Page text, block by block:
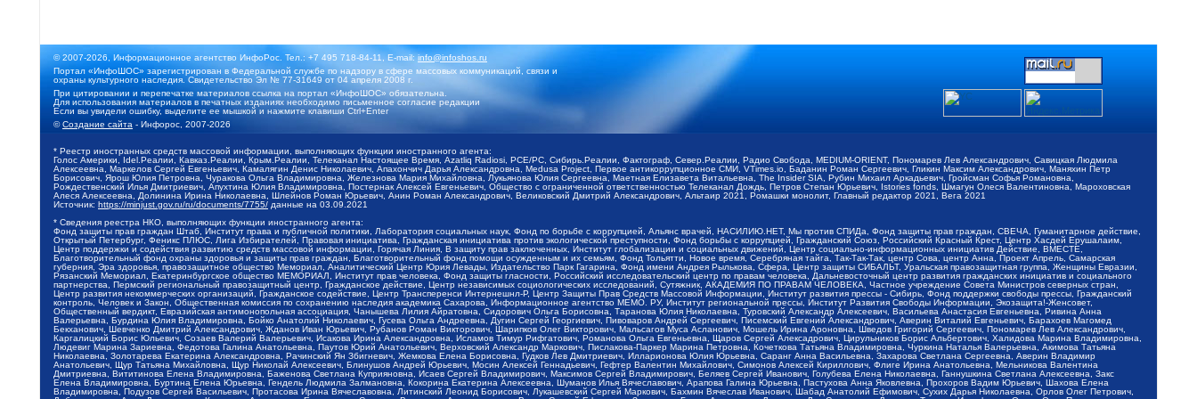
© 2007-2026, Информационное агентство ИнфоРос. Тел.: +7 495 718-84-11, E-mail:info@infoshos.ru
Портал «ИнфоШОС» зарегистрирован в Федеральной службе по надзору в сфере массовых коммуникаций, связи и
охраны культурного наследия. Свидетельство Эл № 77-31649 от 04 апреля 2008 г.
При цитировании и перепечатке материалов ссылка на портал «ИнфоШОС» обязательна.
Для использования материалов в печатных изданиях необходимо письменное согласие редакции
Если вы увидели ошибку, выделите ее мышкой и нажмите клавиши Ctrl+Enter
©Создание сайта - Инфорос, 2007-2026
* Реестр иностранных средств массовой информации, выполняющих функции иностранного агента:
Голос Америки, Idel.Реалии, Кавказ.Реалии, Крым.Реалии, Телеканал Настоящее Время, Azatliq Radiosi, PCE/PC, Сибирь.Реалии, Фактограф, Север.Реалии, Радио Свобода, MEDIUM-ORIENT, Пономарев Лев Александрович, Савицкая Людмила
Алексеевна, Маркелов Сергей Евгеньевич, Камалягин Денис Николаевич, Апахончич Дарья Александровна, Medusa Project, Первое антикоррупционное СМИ, VTimes.io, Баданин Роман Сергеевич, Гликин Максим Александрович, Маняхин Петр
Борисович, Ярош Юлия Петровна, Чуракова Ольга Владимировна, Железнова Мария Михайловна, Лукьянова Юлия Сергеевна, Маетная Елизавета Витальевна, The Insider SIA, Рубин Михаил Аркадьевич, Гройсман Софья Романовна,
Рождественский Илья Дмитриевич, Апухтина Юлия Владимировна, Постернак Алексей Евгеньевич, Общество с ограниченной ответственностью Телеканал Дождь, Петров Степан Юрьевич, Istories fonds, Шмагун Олеся Валентиновна, Мароховская
Алеся Алексеевна, Долинина Ирина Николаевна, Шлейнов Роман Юрьевич, Анин Роман Александрович, Великовский Дмитрий Александрович, Альтаир 2021, Ромашки монолит, Главный редактор 2021, Вега 2021
Источник: https://minjust.gov.ru/ru/documents/7755/ данные на 03.09.2021
* Сведения реестра НКО, выполняющих функции иностранного агента:
Фонд защиты прав граждан Штаб, Институт права и публичной политики, Лаборатория социальных наук, Фонд по борьбе с коррупцией, Альянс врачей, НАСИЛИЮ.НЕТ, Мы против СПИДа, Фонд защиты прав граждан, СВЕЧА, Гуманитарное действие,
Открытый Петербург, Феникс ПЛЮС, Лига Избирателей, Правовая инициатива, Гражданская инициатива против экологической преступности, Фонд борьбы с коррупцией, Гражданский Союз, Российский Красный Крест, Центр Хасдей Ерушалаим,
Центр поддержки и содействия развитию средств массовой информации, Горячая Линия, В защиту прав заключенных, Институт глобализации и социальных движений, Центр социально-информационных инициатив Действие, ВМЕСТЕ,
Благотворительный фонд охраны здоровья и защиты прав граждан, Благотворительный фонд помощи осужденным и их семьям, Фонд Тольятти, Новое время, Серебряная тайга, Так-Так-Так, центр Сова, центр Анна, Проект Апрель, Самарская
губерния, Эра здоровья, правозащитное общество Мемориал, Аналитический Центр Юрия Левады, Издательство Парк Гагарина, Фонд имени Андрея Рылькова, Сфера, Центр защиты СИБАЛЬТ, Уральская правозащитная группа, Женщины Евразии,
Рязанский Мемориал, Екатеринбургское общество МЕМОРИАЛ, Институт прав человека, Фонд защиты гласности, Российский исследовательский центр по правам человека, Дальневосточный центр развития гражданских инициатив и социального
партнерства, Пермский региональный правозащитный центр, Гражданское действие, Центр независимых социологических исследований, Сутяжник, АКАДЕМИЯ ПО ПРАВАМ ЧЕЛОВЕКА, Частное учреждение Совета Министров северных стран,
Центр развития некоммерческих организаций, Гражданское содействие, Центр Трансперенси Интернешнл-Р, Центр Защиты Прав Средств Массовой Информации, Институт развития прессы - Сибирь, Фонд поддержки свободы прессы, Гражданский
контроль, Человек и Закон, Общественная комиссия по сохранению наследия академика Сахарова, Информационное агентство МЕМО. РУ, Институт региональной прессы, Институт Развития Свободы Информации, Экозащита!-Женсовет,
Общественный вердикт, Евразийская антимонопольная ассоциация, Чанышева Лилия Айратовна, Сидорович Ольга Борисовна, Таранова Юлия Николаевна, Туровский Александр Алексеевич, Васильева Анастасия Евгеньевна, Ривина Анна
Валерьевна, Бурдина Юлия Владимировна, Бойко Анатолий Николаевич, Гусева Ольга Андреевна, Дугин Сергей Георгиевич, Пивоваров Андрей Сергеевич, Писемский Евгений Александрович, Аверин Виталий Евгеньевич, Барахоев Магомед
Бекханович, Шевченко Дмитрий Александрович, Жданов Иван Юрьевич, Рубанов Роман Викторович, Шарипков Олег Викторович, Мальсагов Муса Асланович, Мошель Ирина Ароновна, Шведов Григорий Сергеевич, Пономарев Лев Александрович,
Каргалицкий Борис Юльевич, Созаев Валерий Валерьевич, Исакова Ирина Александровна, Исламов Тимур Рифгатович, Романова Ольга Евгеньевна, Щаров Сергей Алексадрович, Цирульников Борис Альбертович, Халидова Марина Владимировна,
Людевиг Марина Зариевна, Федотова Галина Анатольевна, Паутов Юрий Анатольевич, Верховский Александр Маркович, Пислакова-Паркер Марина Петровна, Кочеткова Татьяна Владимировна, Чуркина Наталья Валерьевна, Акимова Татьяна
Николаевна, Золотарева Екатерина Александровна, Рачинский Ян Збигневич, Жемкова Елена Борисовна, Гудков Лев Дмитриевич, Илларионова Юлия Юрьевна, Саранг Анна Васильевна, Захарова Светлана Сергеевна, Аверин Владимир
Анатольевич, Щур Татьяна Михайловна, Щур Николай Алексеевич, Блинушов Андрей Юрьевич, Мосин Алексей Геннадьевич, Гефтер Валентин Михайлович, Симонов Алексей Кириллович, Флиге Ирина Анатольевна, Мельникова Валентина
Дмитриевна, Вититинова Елена Владимировна, Баженова Светлана Куприяновна, Исаев Сергей Владимирович, Максимов Сергей Владимирович, Беляев Сергей Иванович, Голубева Елена Николаевна, Ганнушкина Светлана Алексеевна, Закс
Елена Владимировна, Буртина Елена Юрьевна, Гендель Людмила Залмановна, Кокорина Екатерина Алексеевна, Шуманов Илья Вячеславович, Арапова Галина Юрьевна, Пастухова Анна Яковлевна, Прохоров Вадим Юрьевич, Шахова Елена
Владимировна, Подузов Сергей Васильевич, Протасова Ирина Вячеславовна, Литинский Леонид Борисович, Лукашевский Сергей Маркович, Бахмин Вячеслав Иванович, Шабад Анатолий Ефимович, Сухих Дарья Николаевна, Орлов Олег Петрович,